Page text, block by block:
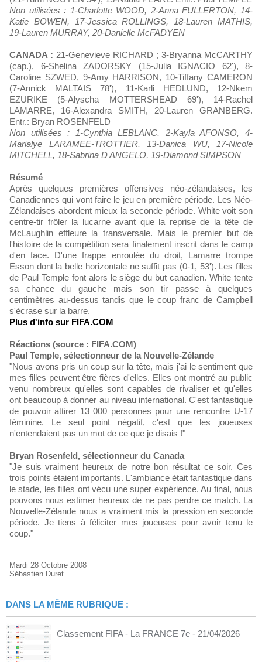
Non utilisées : 1-Charlotte WOOD, 2-Anna FULLERTON, 14-
Katie BOWEN, 17-Jessica ROLLINGS, 18-Lauren MATHIS,
19-Lauren MURRAY, 20-Danielle McFADYEN
CANADA : 21-Genevieve RICHARD ; 3-Bryanna McCARTHY
(cap.), 6-Shelina ZADORSKY (15-Julia IGNACIO 62'), 8-
Caroline SZWED, 9-Amy HARRISON, 10-Tiffany CAMERON
(7-Annick MALTAIS 78'), 11-Karli HEDLUND, 12-Nkem
EZURIKE (5-Alyscha MOTTERSHEAD 69'), 14-Rachel
LAMARRE, 16-Alexandra SMITH, 20-Lauren GRANBERG.
Entr.: Bryan ROSENFELD
Non utilisées : 1-Cynthia LEBLANC, 2-Kayla AFONSO, 4-
Marialye LARAMEE-TROTTIER, 13-Danica WU, 17-Nicole
MITCHELL, 18-Sabrina D ANGELO, 19-Diamond SIMPSON
Résumé
Après quelques premières offensives néo-zélandaises, les
Canadiennes qui vont faire le jeu en première période. Les Néo-
Zélandaises abordent mieux la seconde période. White voit son
centre-tir frôler la lucarne avant que la reprise de la tête de
McLaughlin effleure la transversale. Mais le premier but de
l'histoire de la compétition sera finalement inscrit dans le camp
d'en face. D'une frappe enroulée du droit, Lamarre trompe
Esson dont la belle horizontale ne suffit pas (0-1, 53'). Les filles
de Paul Temple font alors le siège du but canadien. White tente
sa chance du gauche mais son tir passe à quelques
centimètres au-dessus tandis que le coup franc de Campbell
s'écrase sur la barre.
Plus d'info sur FIFA.COM
Réactions (source : FIFA.COM)
Paul Temple, sélectionneur de la Nouvelle-Zélande
"Nous avons pris un coup sur la tête, mais j'ai le sentiment que
mes filles peuvent être fières d'elles. Elles ont montré au public
venu nombreux qu'elles sont capables de rivaliser et qu'elles
ont beaucoup à donner au niveau international. C'est fantastique
de pouvoir attirer 13 000 personnes pour une rencontre U-17
féminine. Le seul point négatif, c'est que les joueuses
n'entendaient pas un mot de ce que je disais !"
Bryan Rosenfeld, sélectionneur du Canada
"Je suis vraiment heureux de notre bon résultat ce soir. Ces
trois points étaient importants. L'ambiance était fantastique dans
le stade, les filles ont vécu une super expérience. Au final, nous
pouvons nous estimer heureux de ne pas perdre ce match. La
Nouvelle-Zélande nous a vraiment mis la pression en seconde
période. Je tiens à féliciter mes joueuses pour avoir tenu le
coup."
Mardi 28 Octobre 2008
Sébastien Duret
DANS LA MÊME RUBRIQUE :
Classement FIFA - La FRANCE 7e - 21/04/2026